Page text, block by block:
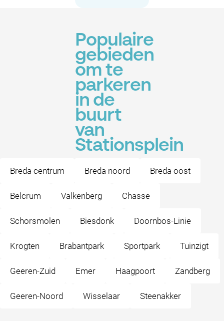
Populaire
gebieden
om te
parkeren
in de
buurt
van
Stationsplein
Breda centrum Breda noord Breda oost
Belcrum Valkenberg Chasse
Schorsmolen Biesdonk Doornbos-Linie
Krogten Brabantpark Sportpark Tuinzigt
Geeren-Zuid Emer Haagpoort Zandberg
Geeren-Noord Wisselaar Steenakker